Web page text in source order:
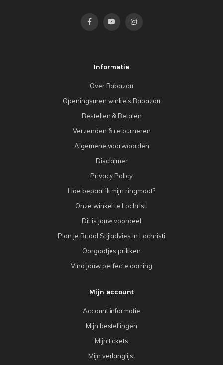
Informatie
Over Babazou
Openingsuren winkels Babazou
Bestellen & Betalen
Verzenden & retourneren
Algemene voorwaarden
Disclaimer
Privacy Policy
Hoe bepaal ik mijn ringmaat?
Onze winkel te Lochristi
Dit is jouw voordeel
Plan je Bridal Stijladvies in Lochristi
Oorgaatjes prikken
Vind jouw perfecte oorring
Mijn account
Account informatie
Mijn bestellingen
Mijn tickets
Mijn verlanglijst